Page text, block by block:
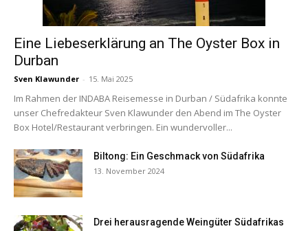
Eine Liebeserklärung an The Oyster Box in
Durban
Sven Klawunder - 15. Mai 2025
Im Rahmen der INDABA Reisemesse in Durban / Südafrika konnte
unser Chefredakteur Sven Klawunder den Abend im The Oyster
Box Hotel/Restaurant verbringen. Ein wundervoller...
Biltong: Ein Geschmack von Südafrika
13. November 2024
Drei herausragende Weingüter Südafrikas